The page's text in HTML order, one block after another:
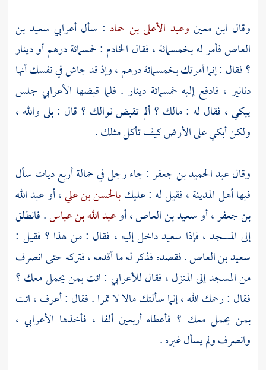
وقال ابن معين وعبد الأعلى بن حماد : سأل أعرابي سعيد بن
العاصفأمر له بخمسمائة ، فقال الخادم : خمسمائة درهم أو دينار
؟ فقال : إنما أمرتك بخمسمائة درهم ، وإذ قد جاش في نفسك أنها
دنانير ، فادفع إليه خمسمائة دينار . فلما قبضها الأعرابي جلس
يبكي ، فقال له : مالك ؟ ألم تقبض نوالك ؟ قال : بلى والله ،
ولكن أبكي على الأرض كيف تأكل مثلك .
وقالعبد الحميد بن جعفر: جاء رجل في حمالة أربع ديات سأل
فيهاأهلالمدينة، فقيل له : عليكبالحسن بن علي، أوعبد الله
بن جعفر، أوسعيد بن العاص، أوعبد الله بن عباس. فانطلق
إلى المسجد ، فإذا سعيدداخل إليه ، فقال : من هذا ؟ فقيل :
سعيد بن العاص. فقصده فذكر له ما أقدمه ، فتركه حتى انصرف
من المسجد إلى المنزل ، فقال للأعرابي : ائت بمن يحمل معك ؟
فقال : رحمك الله ، إنما سألتك مالا لا تمرا . فقال : أعرف ، ائت
بمن يحمل معك ؟ فأعطاه أربعين ألفا ، فأخذها الأعرابي ،
وانصرف ولم يسأل غيره .